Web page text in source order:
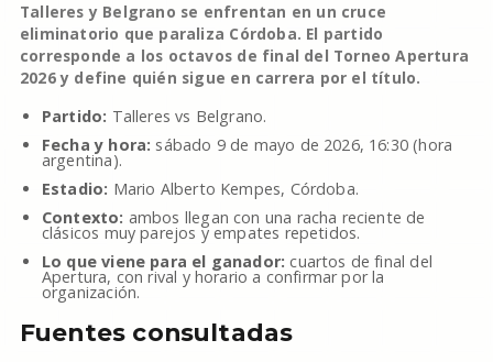
Talleres y Belgrano se enfrentan en un cruce
eliminatorio que paraliza Córdoba. El partido
corresponde a los octavos de final del Torneo Apertura
2026 y define quién sigue en carrera por el título.
Partido: Talleres vs Belgrano.
Fecha y hora: sábado 9 de mayo de 2026, 16:30 (hora
argentina).
Estadio: Mario Alberto Kempes, Córdoba.
Contexto: ambos llegan con una racha reciente de
clásicos muy parejos y empates repetidos.
Lo que viene para el ganador: cuartos de final del
Apertura, con rival y horario a confirmar por la
organización.
Fuentes consultadas